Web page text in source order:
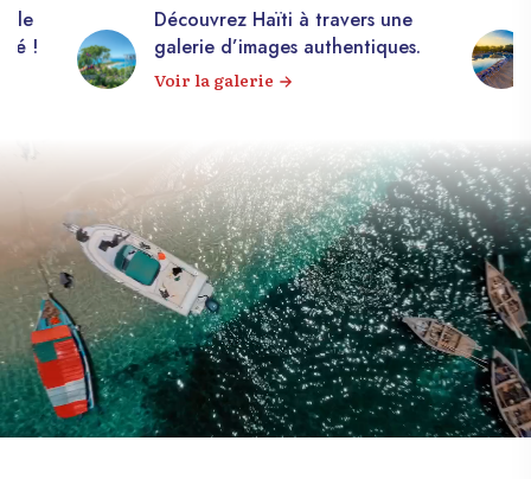
!
Découvrez Haïti à travers une
galerie d’images authentiques.
Voir la galerie